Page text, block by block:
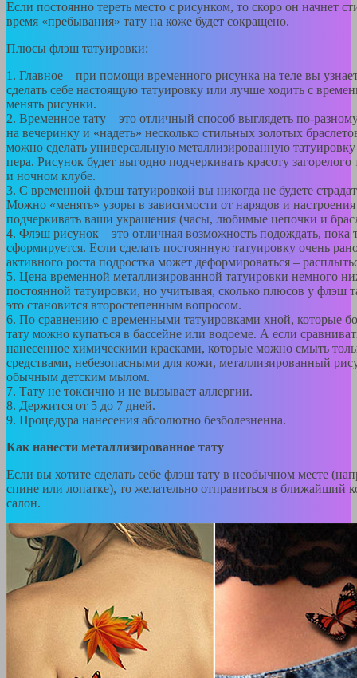
Если постоянно тереть место с рисунком, то скоро он начнет
время «пребывания» тату на коже будет сокращено.
Плюсы флэш татуировки:
1. Главное – при помощи временного рисунка на теле вы
сделать себе настоящую татуировку или лучше ходить с
менять рисунки.
2. Временное тату – это отличный способ выглядеть по-
на вечеринку и «надеть» несколько стильных золотых
можно сделать универсальную металлизированную татуировку
пера. Рисунок будет выгодно подчеркивать красоту
и ночном клубе.
3. С временной флэш татуировкой вы никогда не будете
Можно «менять» узоры в зависимости от нарядов и
подчеркивать ваши украшения (часы, любимые цепочки и
4. Флэш рисунок – это отличная возможность подождать, пока
сформируется. Если сделать постоянную татуировку очень
активного роста подростка может деформироваться –
5. Цена временной металлизированной татуировки немного
постоянной татуировки, но учитывая, сколько плюсов у флэш
это становится второстепенным вопросом.
6. По сравнению с временными татуировками хной, которые
тату можно купаться в бассейне или водоеме. А если
нанесенное химическими красками, которые можно смыть
средствами, небезопасными для кожи, металлизированный
обычным детским мылом.
7. Тату не токсично и не вызывает аллергии.
8. Держится от 5 до 7 дней.
9. Процедура нанесения абсолютно безболезненна.
Как нанести металлизированное тату
Если вы хотите сделать себе флэш тату в необычном месте
спине или лопатке), то желательно отправиться в ближайший
салон.